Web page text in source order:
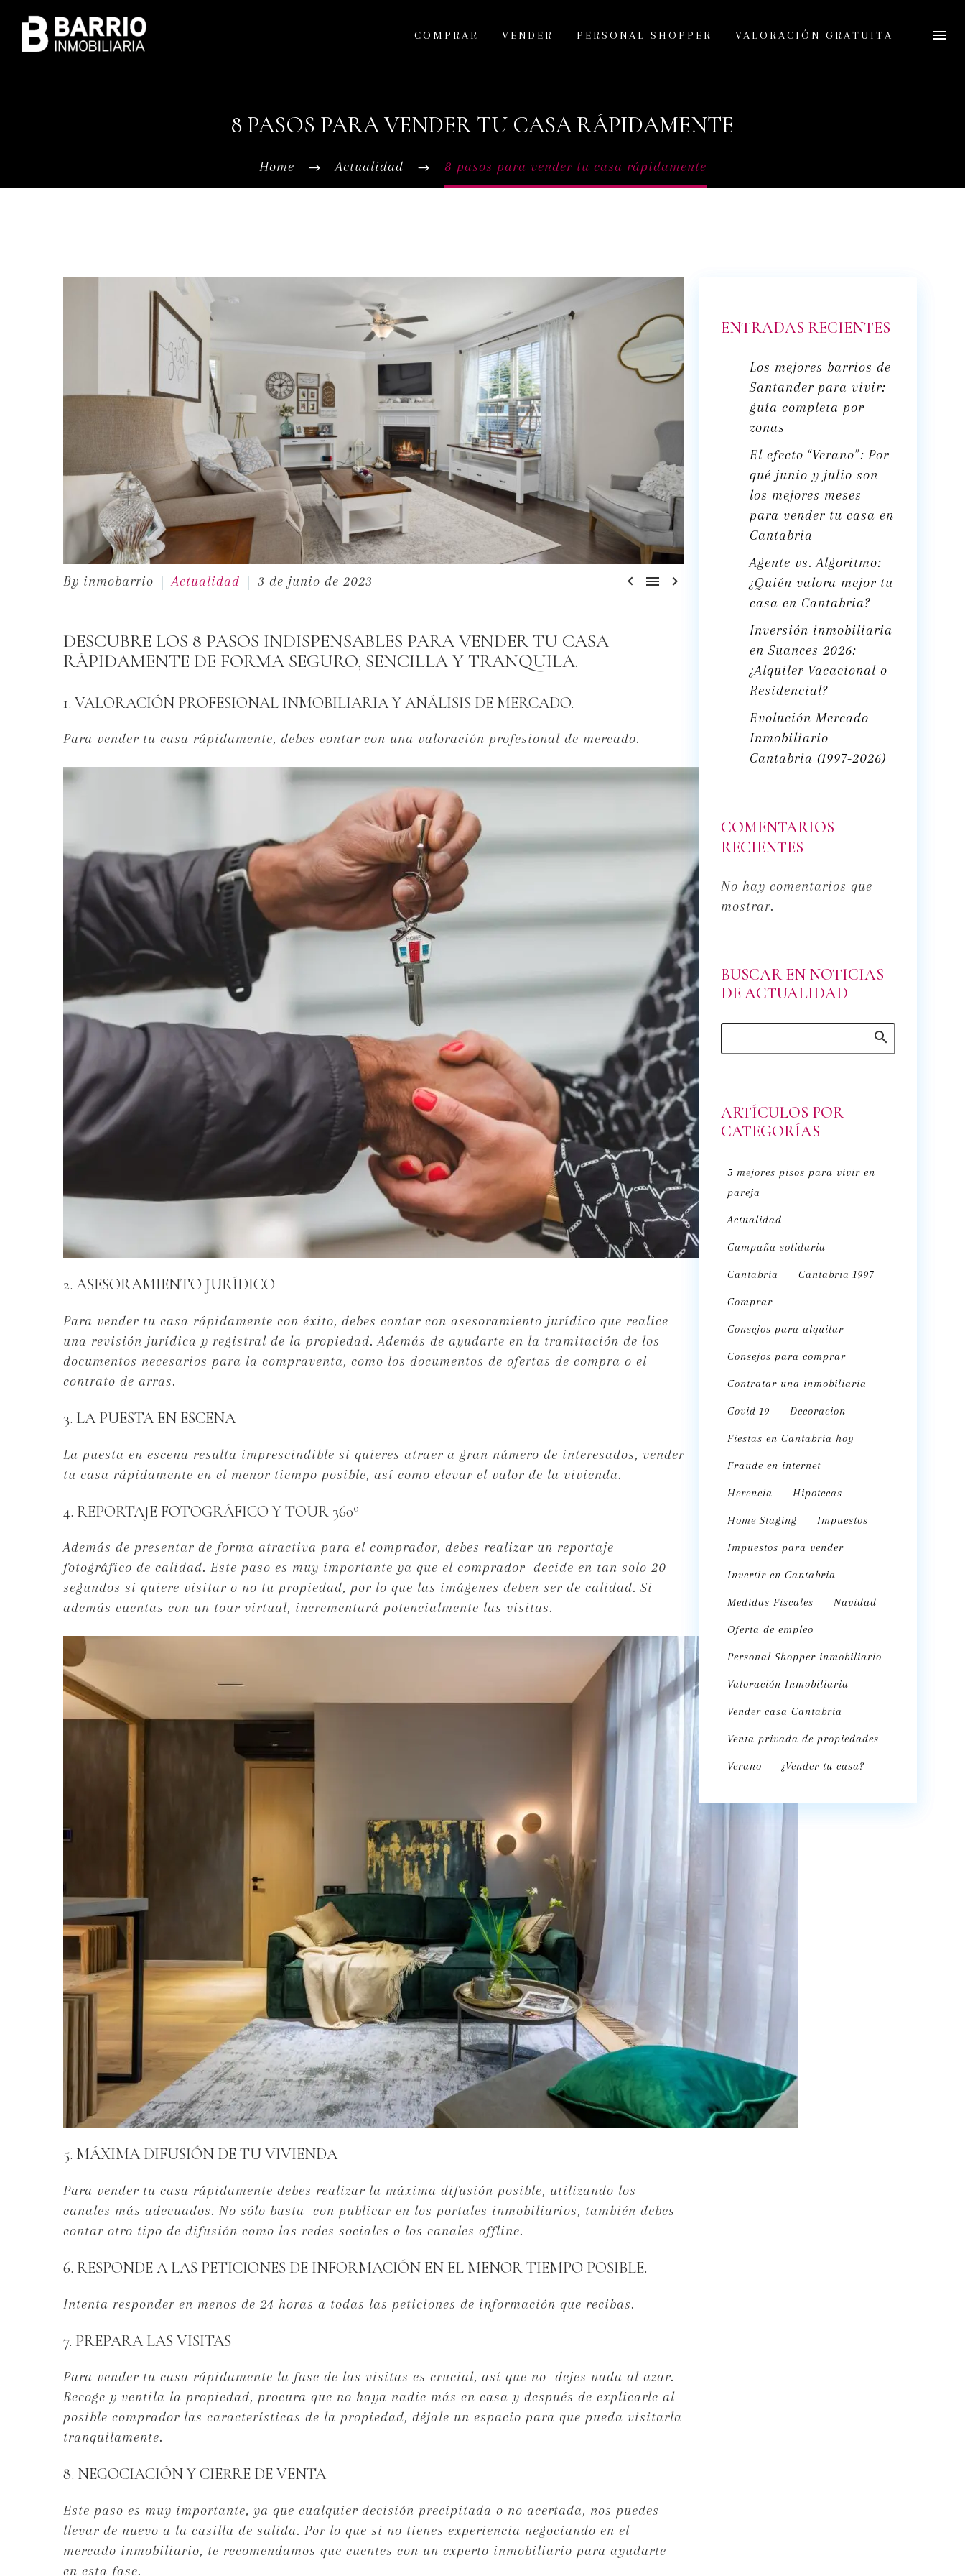
COMPRAR VENDER PERSONAL SHOPPER VALORACIÓN GRATUITA
8 PASOS PARA VENDER TU CASA RÁPIDAMENTE
Home Actualidad 8 pasos para vender tu casa rápidamente
  
By inmobarrio Actualidad 3 de junio de 2023
DESCUBRE LOS 8 PASOS INDISPENSABLES PARA VENDER TU CASA
RÁPIDAMENTE DE FORMA SEGURO, SENCILLA Y TRANQUILA.
1. VALORACIÓN PROFESIONAL INMOBILIARIA Y ANÁLISIS DE MERCADO.
Para vender tu casa rápidamente, debes contar con una valoración profesional de mercado.
2. ASESORAMIENTO JURÍDICO
Para vender tu casa rápidamente con éxito, debes contar con asesoramiento jurídico que realice
una revisión jurídica y registral de la propiedad. Además de ayudarte en la tramitación de los
documentos necesarios para la compraventa, como los documentos de ofertas de compra o el
contrato de arras.
3. LA PUESTA EN ESCENA
La puesta en escena resulta imprescindible si quieres atraer a gran número de interesados, vender
tu casa rápidamente en el menor tiempo posible, así como elevar el valor de la vivienda.
4. REPORTAJE FOTOGRÁFICO Y TOUR 360º
Además de presentar de forma atractiva para el comprador, debes realizar un reportaje
fotográfico de calidad. Este paso es muy importante ya que el comprador decide en tan solo 20
segundos si quiere visitar o no tu propiedad, por lo que las imágenes deben ser de calidad. Si
además cuentas con un tour virtual, incrementará potencialmente las visitas.
5. MÁXIMA DIFUSIÓN DE TU VIVIENDA
Para vender tu casa rápidamente debes realizar la máxima difusión posible, utilizando los
canales más adecuados. No sólo basta con publicar en los portales inmobiliarios, también debes
contar otro tipo de difusión como las redes sociales o los canales offline.
6. RESPONDE A LAS PETICIONES DE INFORMACIÓN EN EL MENOR TIEMPO POSIBLE.
Intenta responder en menos de 24 horas a todas las peticiones de información que recibas.
7. PREPARA LAS VISITAS
Para vender tu casa rápidamente la fase de las visitas es crucial, así que no dejes nada al azar.
Recoge y ventila la propiedad, procura que no haya nadie más en casa y después de explicarle al
posible comprador las características de la propiedad, déjale un espacio para que pueda visitarla
tranquilamente.
8. NEGOCIACIÓN Y CIERRE DE VENTA
Este paso es muy importante, ya que cualquier decisión precipitada o no acertada, nos puedes
llevar de nuevo a la casilla de salida. Por lo que si no tienes experiencia negociando en el
mercado inmobiliario, te recomendamos que cuentes con un experto inmobiliario para ayudarte
en esta fase.
ENTRADAS RECIENTES
Los mejores barrios de
Santander para vivir:
guía completa por
zonas
El efecto “Verano”: Por
qué junio y julio son
los mejores meses
para vender tu casa en
Cantabria
Agente vs. Algoritmo:
¿Quién valora mejor tu
casa en Cantabria?
Inversión inmobiliaria
en Suances 2026:
¿Alquiler Vacacional o
Residencial?
Evolución Mercado
Inmobiliario
Cantabria (1997-2026)
COMENTARIOS
RECIENTES
No hay comentarios que
mostrar.
BUSCAR EN NOTICIAS
DE ACTUALIDAD
ARTÍCULOS POR
CATEGORÍAS
5 mejores pisos para vivir en
pareja
Actualidad
Campaña solidaria
Cantabria Cantabria 1997
Comprar
Consejos para alquilar
Consejos para comprar
Contratar una inmobiliaria
Covid-19 Decoracion
Fiestas en Cantabria hoy
Fraude en internet
Herencia Hipotecas
Home Staging Impuestos
Impuestos para vender
Invertir en Cantabria
Medidas Fiscales Navidad
Oferta de empleo
Personal Shopper inmobiliario
Valoración Inmobiliaria
Vender casa Cantabria
Venta privada de propiedades
Verano ¿Vender tu casa?